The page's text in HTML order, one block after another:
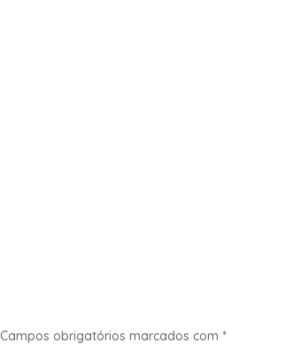
Campos obrigatórios marcados com *